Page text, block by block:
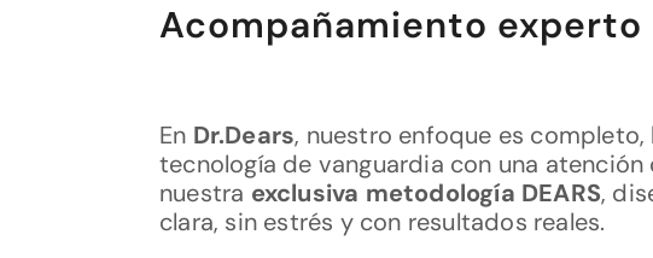
Acompañamiento
En Dr.Dears, nuestro enfoque es
tecnología de vanguardia con una
nuestra exclusiva metodología DEARS,
clara, sin estrés y con resultados reales.